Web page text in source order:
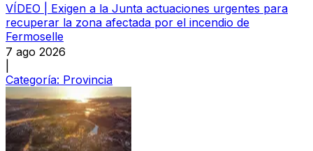
VÍDEO | Exigen a la Junta actuaciones urgentes para
recuperar la zona afectada por el incendio de
Fermoselle
7 ago 2026
Categoría: Provincia